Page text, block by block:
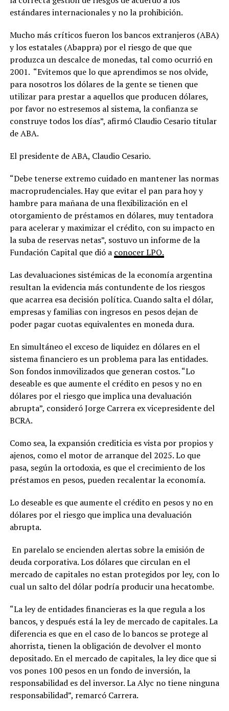
estándares internacionales y no la prohibición.
Mucho más críticos fueron los bancos extranjeros (ABA)
y los estatales (Abappra) por el riesgo de que que
produzca un descalce de monedas, tal como ocurrió en
2001. “Evitemos que lo que aprendimos se nos olvide,
para nosotros los dólares de la gente se tienen que
utilizar para prestar a aquellos que producen dólares,
por favor no estresemos al sistema, la confianza se
construye todos los días”, afirmó Claudio Cesario titular
de ABA.
El presidente de ABA, Claudio Cesario.
“Debe tenerse extremo cuidado en mantener las normas
macroprudenciales. Hay que evitar el pan para hoy y
hambre para mañana de una flexibilización en el
otorgamiento de préstamos en dólares, muy tentadora
para acelerar y maximizar el crédito, con su impacto en
la suba de reservas netas”, sostuvo un informe de la
Fundación Capital que dió a conocer LPO.
Las devaluaciones sistémicas de la economía argentina
resultan la evidencia más contundente de los riesgos
que acarrea esa decisión política. Cuando salta el dólar,
empresas y familias con ingresos en pesos dejan de
poder pagar cuotas equivalentes en moneda dura.
En simultáneo el exceso de liquidez en dólares en el
sistema financiero es un problema para las entidades.
Son fondos inmovilizados que generan costos. “Lo
deseable es que aumente el crédito en pesos y no en
dólares por el riesgo que implica una devaluación
abrupta”, consideró Jorge Carrera ex vicepresidente del
BCRA.
Como sea, la expansión crediticia es vista por propios y
ajenos, como el motor de arranque del 2025. Lo que
pasa, según la ortodoxia, es que el crecimiento de los
préstamos en pesos, pueden recalentar la economía.
Lo deseable es que aumente el crédito en pesos y no en
dólares por el riesgo que implica una devaluación
abrupta.
En parelalo se encienden alertas sobre la emisión de
deuda corporativa. Los dólares que circulan en el
mercado de capitales no estan protegidos por ley, con lo
cual un salto del dólar podría producir una hecatombe.
“La ley de entidades financieras es la que regula a los
bancos, y después está la ley de mercado de capitales. La
diferencia es que en el caso de lo bancos se protege al
ahorrista, tienen la obligación de devolver el monto
depositado. En el mercado de capitales, la ley dice que si
vos pones 100 pesos en un fondo de inversión, la
responsabilidad es del inversor. La Alyc no tiene ninguna
responsabilidad”, remarcó Carrera.